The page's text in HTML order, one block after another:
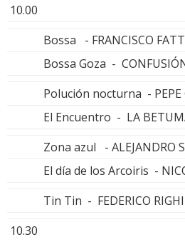
10.00
Bossa - FRANCISCO
Bossa Goza -
Polución nocturna - PEPE
El Encuentro - LA
Zona azul - ALEJANDRO
El día de los Arcoiris -
Tin Tin - FEDERICO RIGHI
10.30